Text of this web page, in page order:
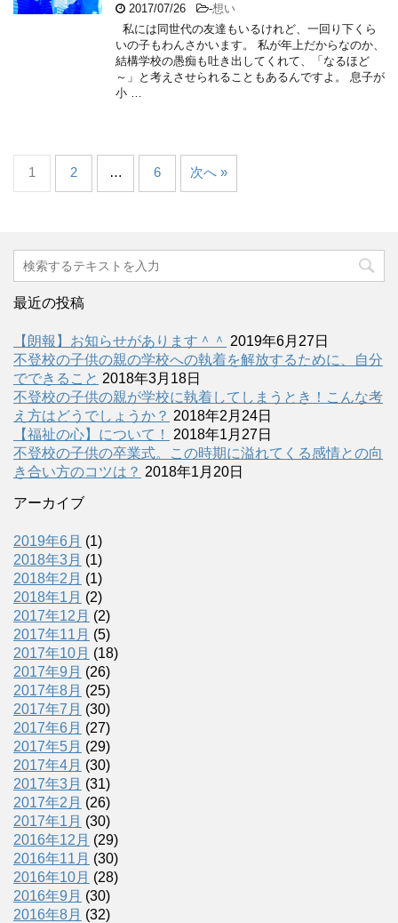
2017/07/26 -想い
私には同世代の友達もいるけれど、一回り下くら
いの子もわんさかいます。 私が年上だからなのか、
結構学校の愚痴も吐き出してくれて、「なるほど
～」と考えさせられることもあるんですよ。 息子が
小 …
1 2 … 6 次へ »
最近の投稿
【朗報】お知らせがあります＾＾ 2019年6月27日
不登校の子供の親の学校への執着を解放するために、自分
でできること 2018年3月18日
不登校の子供の親が学校に執着してしまうとき！こんな考
え方はどうでしょうか？ 2018年2月24日
【福祉の心】について！
2018年1月27日
不登校の子供の卒業式。この時期に溢れてくる感情との向
き合い方のコツは？ 2018年1月20日
アーカイブ
2019年6月 (1)
2018年3月 (1)
2018年2月 (1)
2018年1月 (2)
2017年12月 (2)
2017年11月 (5)
2017年10月 (18)
2017年9月 (26)
2017年8月 (25)
2017年7月 (30)
2017年6月 (27)
2017年5月 (29)
2017年4月 (30)
2017年3月 (31)
2017年2月 (26)
2017年1月 (30)
2016年12月 (29)
2016年11月 (30)
2016年10月 (28)
2016年9月 (30)
2016年8月 (32)